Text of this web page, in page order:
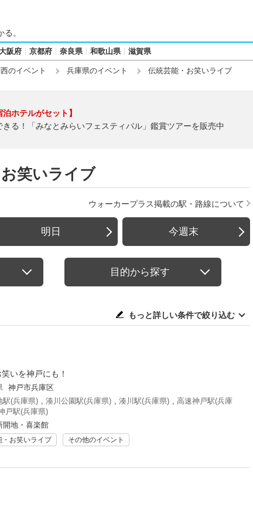
。
阪府 京都府 奈良県 和歌山県 滋賀県
のイベント 兵庫県のイベント 伝統芸能・お笑いライブ
ホテルがセット】
る！「みなとみらいフェスティバル」鑑賞ツアーを販売中
笑いライブ
ウォーカープラス掲載の駅・路線について
明日 今週末
目的から探す
もっと詳しい条件で絞り込む
いを神戸にも！
神戸市兵庫区
駅(兵庫県) , 湊川公園駅(兵庫県) , 湊川駅(兵庫県) , 高速神戸駅(兵庫
戸駅(兵庫県)
開地・喜楽館
・お笑いライブ その他のイベント